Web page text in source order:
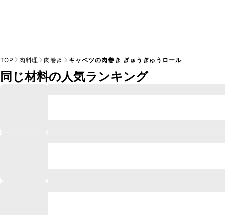
TOP 肉料理 肉巻き キャベツの肉巻き ぎゅうぎゅうロール
同じ材料の人気ランキング